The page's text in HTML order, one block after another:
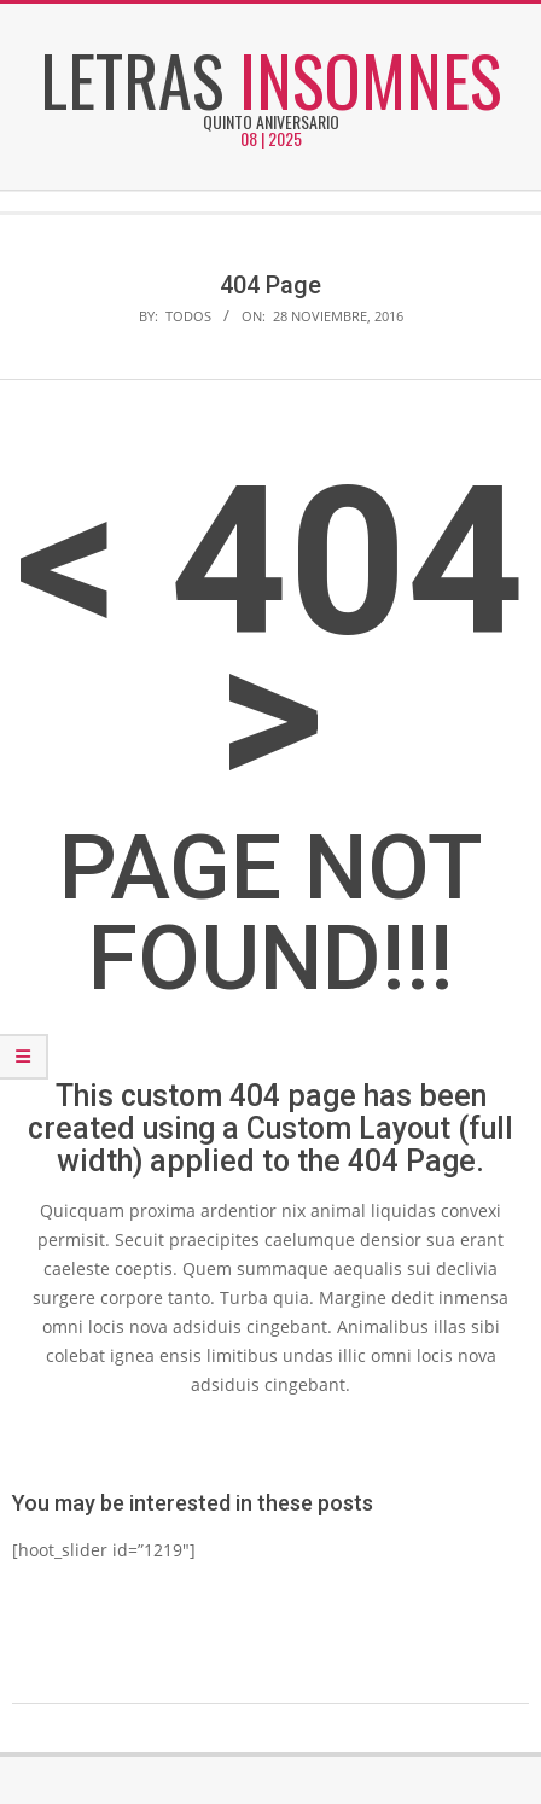
LETRAS INSOMNES
QUINTO ANIVERSARIO
08 | 2025
404 Page
BY: TODOS ON: 28 NOVIEMBRE, 2016
< 404
>
PAGE NOT
FOUND!!!
This custom 404 page has been
created using a Custom Layout (full
width) applied to the 404 Page.
Quicquam proxima ardentior nix animal liquidas convexi
permisit. Secuit praecipites caelumque densior sua erant
caeleste coeptis. Quem summaque aequalis sui declivia
surgere corpore tanto. Turba quia. Margine dedit inmensa
omni locis nova adsiduis cingebant. Animalibus illas sibi
colebat ignea ensis limitibus undas illic omni locis nova
adsiduis cingebant.
You may be interested in these posts
[hoot_slider id=”1219″]